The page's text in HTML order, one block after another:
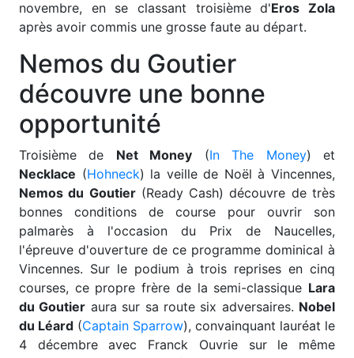
novembre, en se classant troisième d'Eros Zola
après avoir commis une grosse faute au départ.
Nemos du Goutier
découvre une bonne
opportunité
Troisième de Net Money (In The Money) et
Necklace (Hohneck) la veille de Noël à Vincennes,
Nemos du Goutier(Ready Cash) découvre de très
bonnes conditions de course pour ouvrir son
palmarès à l'occasion du Prix de Naucelles,
l'épreuve d'ouverture de ce programme dominical à
Vincennes. Sur le podium à trois reprises en cinq
courses, ce propre frère de la semi-classique Lara
du Goutier aura sur sa route six adversaires. Nobel
du Léard (Captain Sparrow), convainquant lauréat le
4 décembre avec Franck Ouvrie sur le même